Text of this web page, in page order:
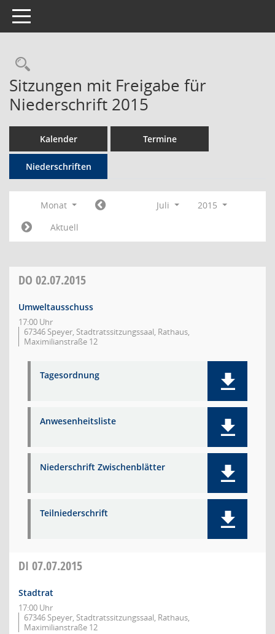
Toggle navigation
Rechercheauswahl
Sitzungen mit Freigabe für
Niederschrift 2015
Kalender Termine
Niederschriften
Monat Juli
2015
Aktuell
DO 02.07.2015
Umweltausschuss
17:00 Uhr
67346 Speyer, Stadtratssitzungssaal, Rathaus,
Maximilianstraße 12
Tagesordnung
Anwesenheitsliste
Niederschrift Zwischenblätter
Teilniederschrift
DI 07.07.2015
Stadtrat
17:00 Uhr
67346 Speyer, Stadtratssitzungssaal, Rathaus,
Maximilianstraße 12